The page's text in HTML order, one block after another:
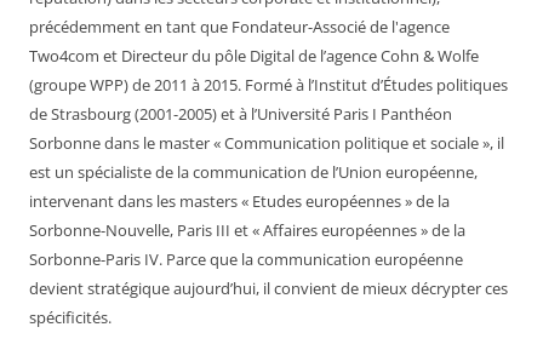
précédemment en tant que Fondateur-Associé de l'agence
Two4com et Directeur du pôle Digital de l’agence Cohn & Wolfe
(groupe WPP) de 2011 à 2015. Formé à l’Institut d’Études politiques
de Strasbourg (2001-2005) et à l’Université Paris I Panthéon
Sorbonne dans le master « Communication politique et sociale », il
est un spécialiste de la communication de l’Union européenne,
intervenant dans les masters « Etudes européennes » de la
Sorbonne-Nouvelle, Paris III et « Affaires européennes » de la
Sorbonne-Paris IV. Parce que la communication européenne
devient stratégique aujourd’hui, il convient de mieux décrypter ces
spécificités.